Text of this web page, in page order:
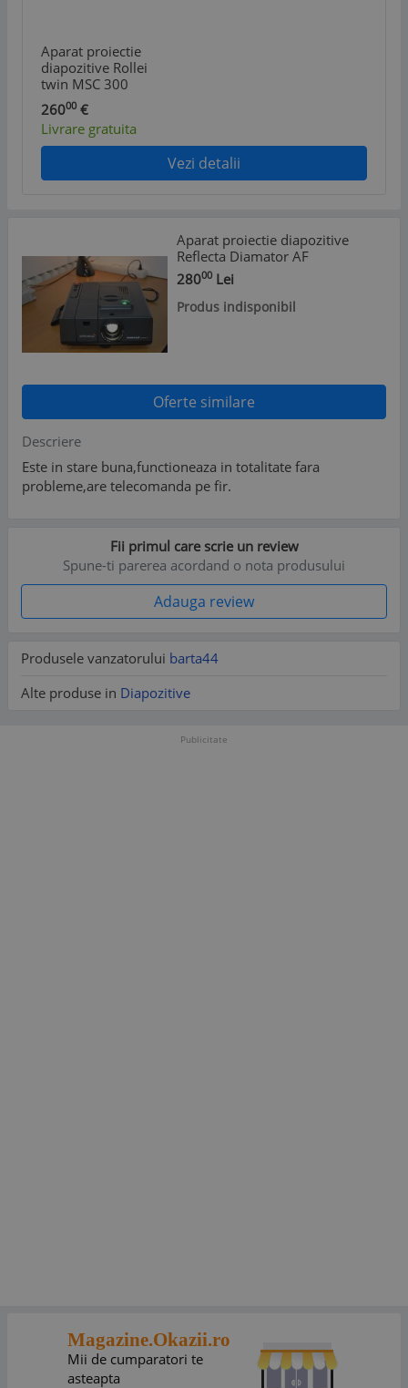
Aparat proiectie
diapozitive Rollei
twin MSC 300
26000 €
Livrare gratuita
Vezi detalii
Aparat proiectie diapozitive
Reflecta Diamator AF
28000 Lei
Produs indisponibil
Oferte similare
Descriere
Este in stare buna,functioneaza in totalitate fara
probleme,are telecomanda pe fir.
Fii primul care scrie un review
Spune-ti parerea acordand o nota produsului
Adauga review
Produsele vanzatorului barta44
Alte produse in Diapozitive
Publicitate
Magazine.Okazii.ro
Mii de cumparatori te
asteapta